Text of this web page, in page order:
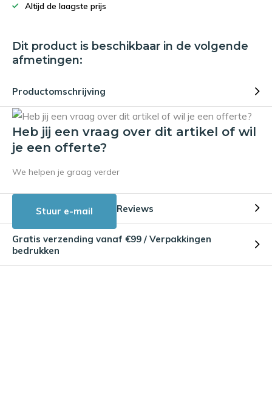
Altijd de laagste prijs
Dit product is beschikbaar in de volgende
afmetingen:
Productomschrijving
Heb jij een vraag over dit artikel of wil
je een offerte?
We helpen je graag verder
Stuur e-mail Reviews
Gratis verzending vanaf €99 / Verpakkingen
bedrukken